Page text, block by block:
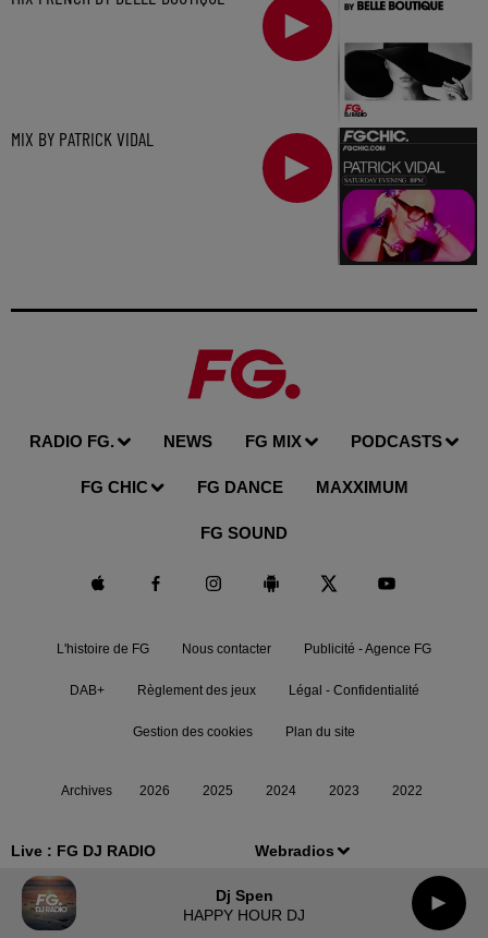
Live : FG DJ RADIO Webradios
Dj Spen
HAPPY HOUR DJ
MIX BY PATRICK VIDAL
RADIO FG. NEWS FG MIX PODCASTS
FG CHIC FG DANCE MAXXIMUM
FG SOUND
L'histoire de FG Nous contacter Publicité - Agence FG
DAB+ Règlement des jeux Légal - Confidentialité
Gestion des cookies Plan du site
Archives 2026 2025 2024 2023 2022